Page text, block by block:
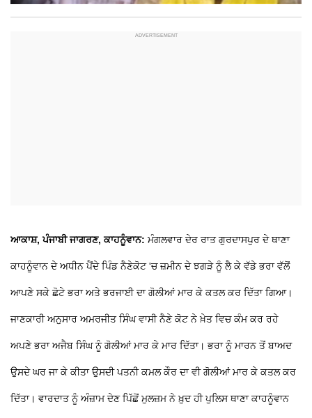
ਆਕਾਸ਼, ਪੰਜਾਬੀ ਜਾਗਰਣ, ਕਾਹਨੂੰਵਾਨ: ਮੰਗਲਵਾਰ ਦੇਰ ਰਾਤ ਗੁਰਦਾਸਪੁਰ ਦੇ ਥਾਣਾ
ਕਾਹਨੂੰਵਾਨ ਦੇ ਅਧੀਨ ਪੈਂਦੇ ਪਿੰਡ ਨੈਣੇਕੋਟ 'ਚ ਜ਼ਮੀਨ ਦੇ ਝਗੜੇ ਨੂੰ ਲੈ ਕੇ ਵੱਡੇ ਭਰਾ ਵੱਲੋਂ
ਆਪਣੇ ਸਕੇ ਛੋਟੇ ਭਰਾ ਅਤੇ ਭਰਜਾਈ ਦਾ ਗੋਲੀਆਂ ਮਾਰ ਕੇ ਕਤਲ ਕਰ ਦਿੱਤਾ ਗਿਆ।
ਜਾਣਕਾਰੀ ਅਨੁਸਾਰ ਅਮਰਜੀਤ ਸਿੰਘ ਵਾਸੀ ਨੈਣੇ ਕੋਟ ਨੇ ਖ਼ੇਤ ਵਿਚ ਕੰਮ ਕਰ ਰਹੇ
ਅਪਣੇ ਭਰਾ ਅਜੈਬ ਸਿੰਘ ਨੂੰ ਗੋਲੀਆਂ ਮਾਰ ਕੇ ਮਾਰ ਦਿੱਤਾ। ਭਰਾ ਨੂੰ ਮਾਰਨ ਤੋਂ ਬਾਅਦ
ਉਸਦੇ ਘਰ ਜਾ ਕੇ ਕੀਤਾ ਉਸਦੀ ਪਤਨੀ ਕਮਲ ਕੌਰ ਦਾ ਵੀ ਗੋਲੀਆਂ ਮਾਰ ਕੇ ਕਤਲ ਕਰ
ਦਿੱਤਾ। ਵਾਰਦਾਤ ਨੂੰ ਅੰਜ਼ਾਮ ਦੇਣ ਪਿੱਛੋਂ ਮੁਲਜ਼ਮ ਨੇ ਖ਼ੁਦ ਹੀ ਪੁਲਿਸ ਥਾਣਾ ਕਾਹਨੂੰਵਾਨ